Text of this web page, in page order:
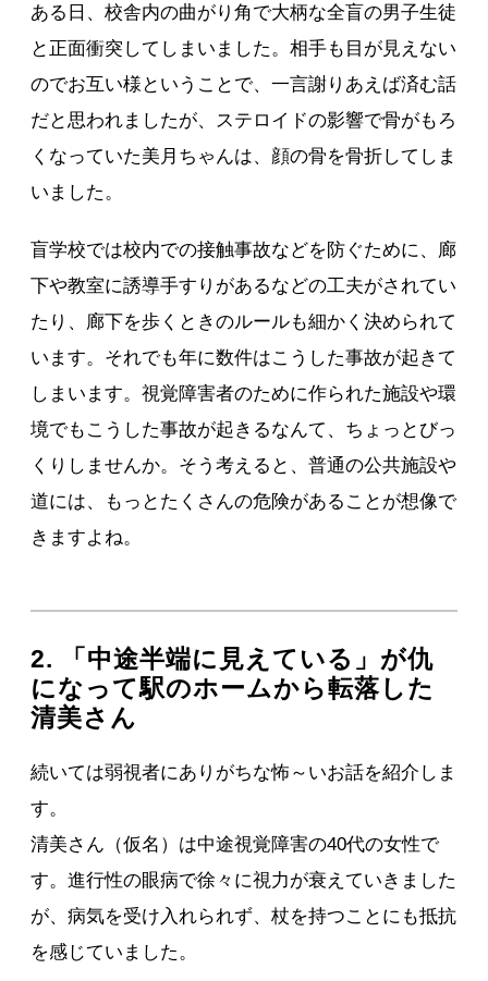
ある日、校舎内の曲がり角で大柄な全盲の男子生徒
と正面衝突してしまいました。相手も目が見えない
のでお互い様ということで、一言謝りあえば済む話
だと思われましたが、ステロイドの影響で骨がもろ
くなっていた美月ちゃんは、顔の骨を骨折してしま
いました。
盲学校では校内での接触事故などを防ぐために、廊
下や教室に誘導手すりがあるなどの工夫がされてい
たり、廊下を歩くときのルールも細かく決められて
います。それでも年に数件はこうした事故が起きて
しまいます。視覚障害者のために作られた施設や環
境でもこうした事故が起きるなんて、ちょっとびっ
くりしませんか。そう考えると、普通の公共施設や
道には、もっとたくさんの危険があることが想像で
きますよね。
2. 「中途半端に見えている」が仇
になって駅のホームから転落した
清美さん
続いては弱視者にありがちな怖～いお話を紹介しま
す。
清美さん（仮名）は中途視覚障害の40代の女性で
す。進行性の眼病で徐々に視力が衰えていきました
が、病気を受け入れられず、杖を持つことにも抵抗
を感じていました。